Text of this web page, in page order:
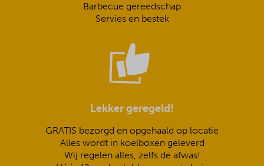
Barbecue gereedschap
Servies en bestek
Lekker geregeld!
GRATIS bezorgd en opgehaald op locatie
Alles wordt in koelboxen geleverd
Wij regelen alles, zelfs de afwas!